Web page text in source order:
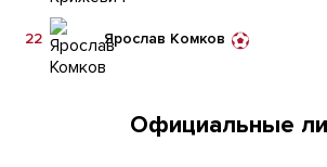
Ярослав Комков
22
Официальные